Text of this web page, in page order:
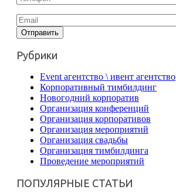
Рубрики
Event агентство \ ивент агентство
Корпоративный тимбилдинг
Новогодний корпоратив
Организация конференций
Организация корпоративов
Организация мероприятий
Организация свадьбы
Организация тимбилдинга
Проведение мероприятий
ПОПУЛЯРНЫЕ СТАТЬИ